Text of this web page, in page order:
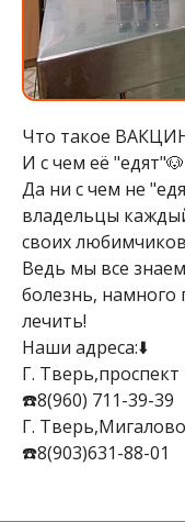
Что такое
И с чем её "едят"🐶
Да ни с чем не
владельцы
своих
Ведь мы все
болезнь,
лечить!
Наши адреса:⬇️
Г.
☎️8(960) 711-39-39
Г.
☎️8(903)631-88-01